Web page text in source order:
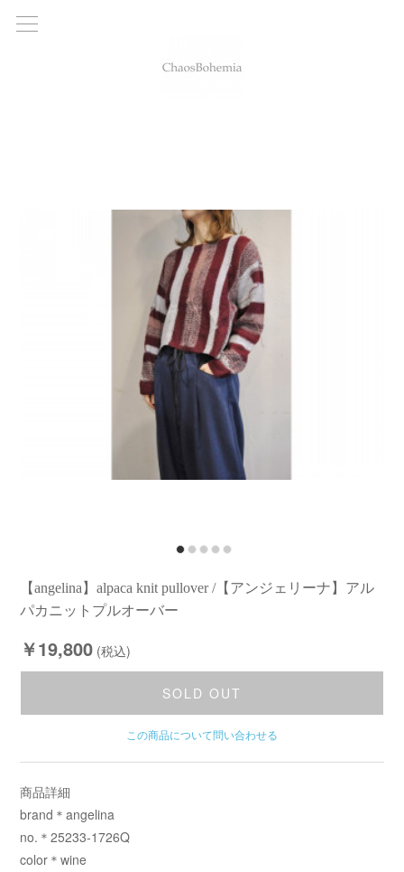
【angelina】alpaca knit pullover /【アンジェリーナ】アル
パカニットプルオーバー
￥19,800 (税込)
SOLD OUT
この商品について問い合わせる
商品詳細
brand＊angelina
no.＊25233-1726Q
color＊wine